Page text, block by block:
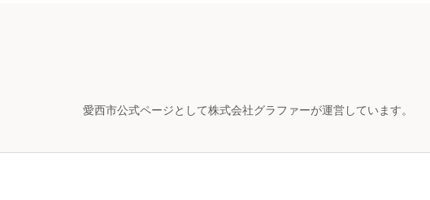
愛西市公式ページとして株式会社グラファーが運営しています。